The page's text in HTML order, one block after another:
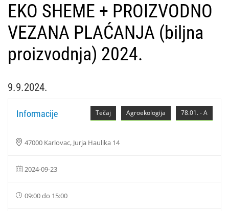
EKO SHEME + PROIZVODNO
VEZANA PLAĆANJA (biljna
proizvodnja) 2024.
9.9.2024.
78.01. - A
Agroekologija
Tečaj
Informacije
47000 Karlovac, Jurja Haulika 14
2024-09-23
09:00 do 15:00